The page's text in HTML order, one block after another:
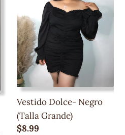
Grande)
Vestido Dolce- Negro
(Talla Grande)
Precio
$8.99